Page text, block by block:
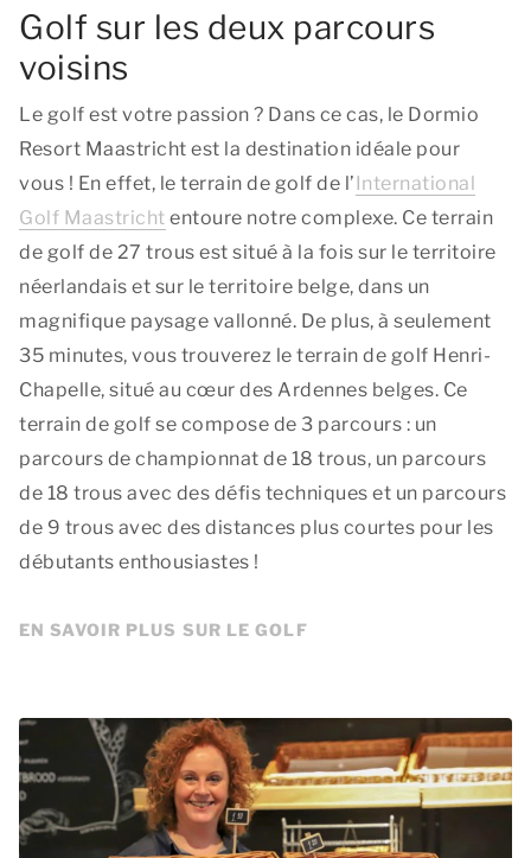
Golf sur les deux parcours
voisins
Le golf est votre passion ? Dans ce cas, le Dormio
Resort Maastricht est la destination idéale pour
vous ! En effet, le terrain de golf de l’International
Golf Maastricht entoure notre complexe. Ce terrain
de golf de 27 trous est situé à la fois sur le territoire
néerlandais et sur le territoire belge, dans un
magnifique paysage vallonné. De plus, à seulement
35 minutes, vous trouverez le terrain de golf Henri-
Chapelle, situé au cœur des Ardennes belges. Ce
terrain de golf se compose de 3 parcours : un
parcours de championnat de 18 trous, un parcours
de 18 trous avec des défis techniques et un parcours
de 9 trous avec des distances plus courtes pour les
débutants enthousiastes !
EN SAVOIR PLUS SUR LE GOLF